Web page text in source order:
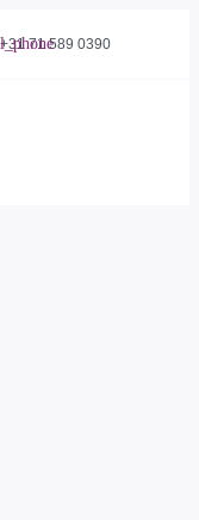
+31 71 589 0390